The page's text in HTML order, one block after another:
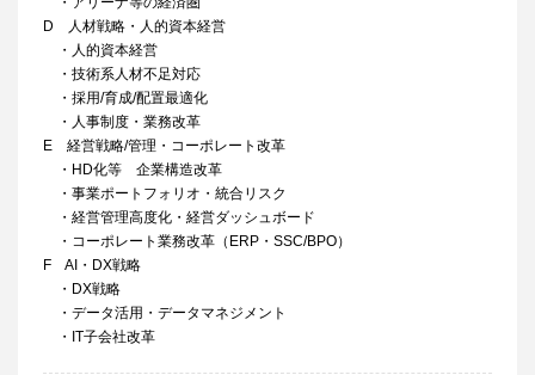
D 人材戦略・​人的資本経営
・人的資本経営​
・技術系人材不足対応​
・採用/育成/配置最適化​
・人事制度・業務改革
E 経営戦略/管理・​コーポレート改革
・HD化等 企業構造改革
・事業ポートフォリオ・統合リスク
・経営管理高度化・経営ダッシュボード
・コーポレート業務改革（ERP・SSC/BPO）
F​ AI・DX戦略​
・DX戦略
・データ活用・データマネジメント
・IT子会社改革​